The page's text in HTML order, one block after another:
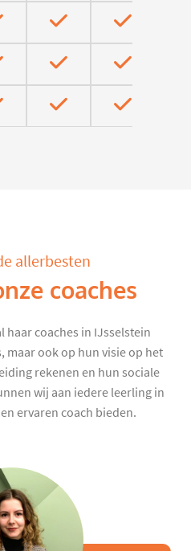
allerbesten
coaches
haar coaches in IJsselstein
ook op hun visie op het
rekenen en hun sociale
wij aan iedere leerling in
ervaren coach bieden.